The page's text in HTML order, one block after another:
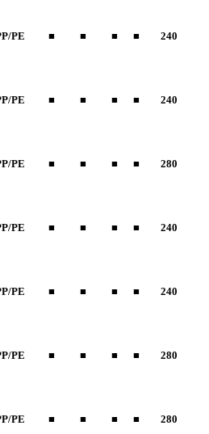
PE ■ ■ ■ ■ 240
PE ■ ■ ■ ■ 240
PE ■ ■ ■ ■ 280
PE ■ ■ ■ ■ 240
PE ■ ■ ■ ■ 240
PE ■ ■ ■ ■ 280
PE ■ ■ ■ ■ 280